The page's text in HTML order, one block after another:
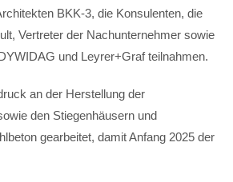
BKK-3, die Konsulenten, die
Vertreter der Nachunternehmer sowie
und Leyrer+Graf teilnahmen.
an der Herstellung der
den Stiegenhäusern und
gearbeitet, damit Anfang 2025 der